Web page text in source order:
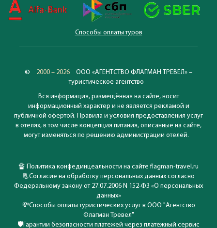
Способы оплаты туров
© 2000 – 2026
ООО «АГЕНТСТВО ФЛАГМАН ТРЕВЕЛ» –
туристическое агентство
Вся информация, размещённая на сайте, носит
информационный характер и не является рекламой и
публичной офертой. Правила и условия предоставления услуг
в отелях, в том числе концепция питания, описанные на сайте,
могут изменяться по решению администрации отелей.
🔏 Политика конфединцеальности на сайте flagman-travel.ru
📃Согласие на обработку персональных данных согласно
Федеральному закону от 27.07.2006 N 152-ФЗ «О персональных
данных»
💸Способы оплаты туристических услуг в ООО "Агентство
Флагман Тревел"
🛡️Гарантии безопасности платежей через платежный сервис